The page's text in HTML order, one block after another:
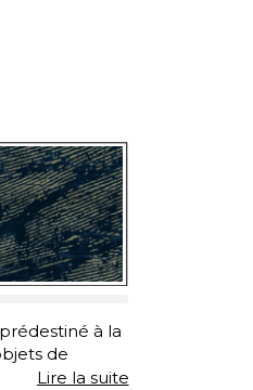
les tissus
Voir tous les
à la
de
jamais dans
Lire la suite